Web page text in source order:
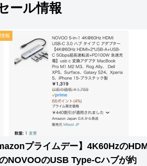
ール情報
報
プライムデー】4K60Hzの
NOVOOのUSB Type-Cハブが約